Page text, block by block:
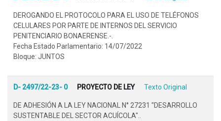
DEROGANDO EL PROTOCOLO PARA EL USO DE TELÉFONOS
CELULARES POR PARTE DE INTERNOS DEL SERVICIO
PENITENCIARIO BONAERENSE.-.
Fecha Estado Parlamentario: 14/07/2022
Bloque: JUNTOS
D- 2497/22-23- 0 PROYECTO DE LEY Texto Original
DE ADHESIÓN A LA LEY NACIONAL N° 27231 "DESARROLLO
SUSTENTABLE DEL SECTOR ACUÍCOLA"..